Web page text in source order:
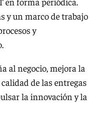
y un marco de trabajo
y
al negocio, mejora la
de las entregas
la innovación y la